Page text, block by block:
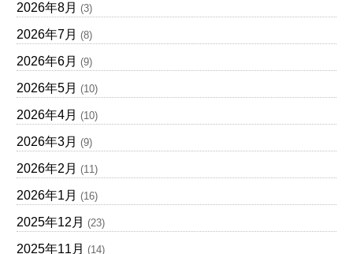
2026年8月 (3)
2026年7月 (8)
2026年6月 (9)
2026年5月 (10)
2026年4月 (10)
2026年3月 (9)
2026年2月 (11)
2026年1月 (16)
2025年12月 (23)
2025年11月 (14)